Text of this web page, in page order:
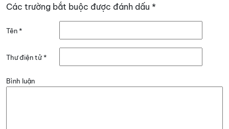
Các trường bắt buộc được đánh dấu *
Tên*
Thư điện tử*
Bình luận